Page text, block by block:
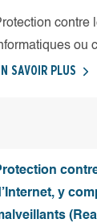
contre
ou
SAVOIR PLUS
y